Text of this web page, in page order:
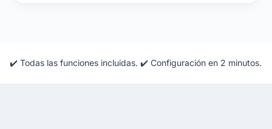
✔️ Todas las funciones incluidas. ✔️ Configuración en 2 minutos.